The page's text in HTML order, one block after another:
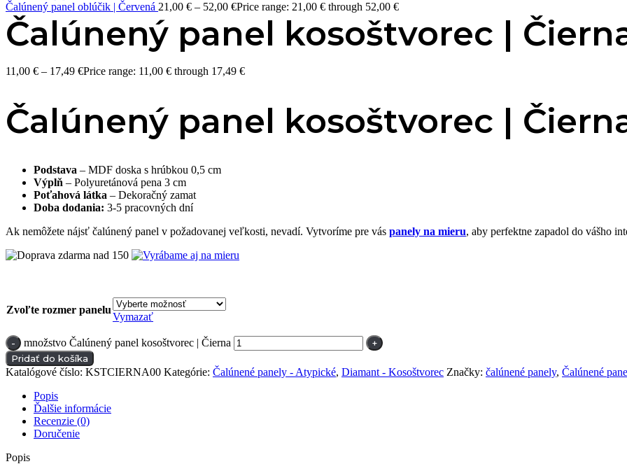
Čalúnený panel oblúčik | Červená 21,00 € – 52,00 €Price range: 21,00 € through 52,00 €
Čalúnený panel kosoštvorec |
11,00 € – 17,49 €Price range: 11,00 € through 17,49 €
Čalúnený panel kosoštvorec |
Podstava – MDF doska s hrúbkou 0,5 cm
Výplň – Polyuretánová pena 3 cm
Poťahová látka – Dekoračný zamat
Doba dodania: 3-5 pracovných dní
Ak nemôžete nájsť čalúnený panel v požadovanej veľkosti, nevadí. Vytvoríme pre vás panely na mieru, aby perfektne zapadol do vášho
Zvoľte rozmer panelu
Vymazať
množstvo Čalúnený panel kosoštvorec | Čierna
Pridať do košíka
Katalógové číslo: KSTCIERNA00 Kategórie: Čalúnené panely - Atypické, Diamant - Kosoštvorec Značky: čalúnené panely, Čalúnené
Popis
Ďalšie informácie
Recenzie (0)
Doručenie
Popis